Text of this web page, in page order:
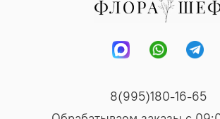
8(995)180-16-65